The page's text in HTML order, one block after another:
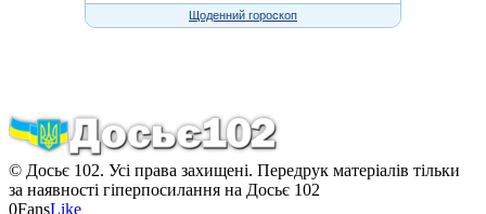
Щоденний гороскоп
© Досьє 102. Усі права захищені. Передрук матеріалів тільки
за наявності гіперпосилання на Досьє 102
0FansLike